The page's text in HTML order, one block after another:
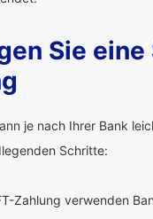
Sie eine
je nach Ihrer Bank
Schritte:
Zahlung verwenden